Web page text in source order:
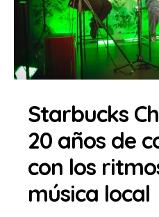
Starbucks
20 años de
con los
música local